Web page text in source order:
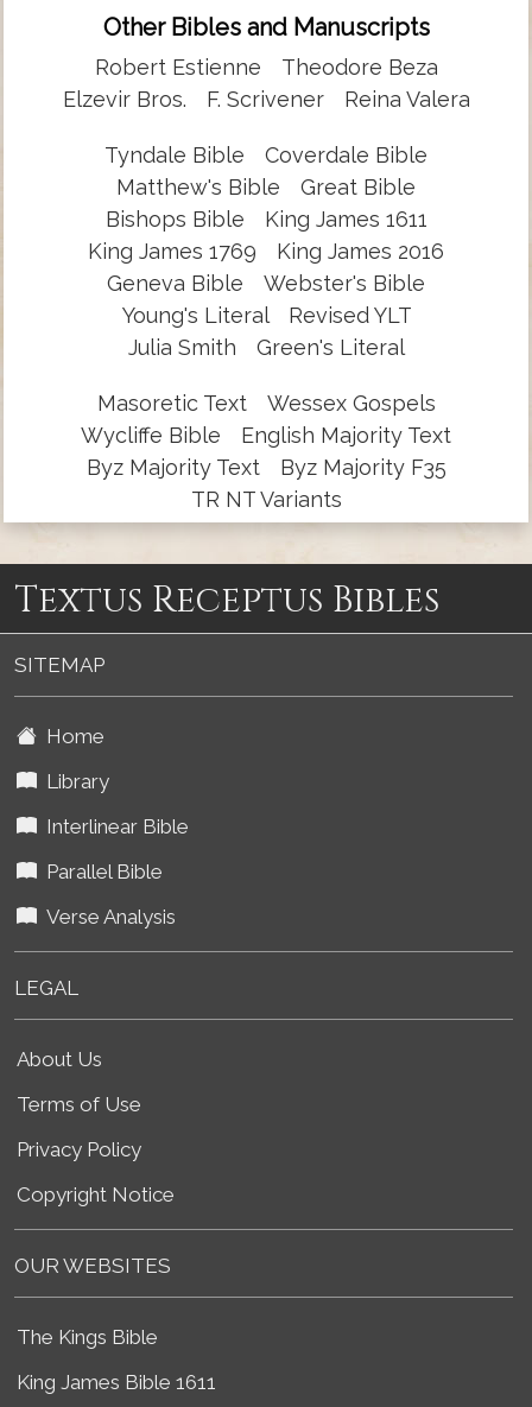
Other Bibles and Manuscripts
Robert Estienne
Theodore Beza
Elzevir Bros.
F. Scrivener Reina Valera
Tyndale Bible
Coverdale Bible
Matthew's Bible
Great Bible
Bishops Bible
King James 1611
King James 1769
King James 2016
Geneva Bible
Webster's Bible
Young's Literal
Revised YLT
Julia Smith
Green's Literal
Masoretic Text
Wessex Gospels
Wycliffe Bible
English Majority Text
Byz Majority Text
Byz Majority F35
TR NT Variants
Textus Receptus Bibles
SITEMAP
Home
Library
Interlinear Bible
Parallel Bible
Verse Analysis
LEGAL
About Us
Terms of Use
Privacy Policy
Copyright Notice
OUR WEBSITES
The Kings Bible
King James Bible 1611